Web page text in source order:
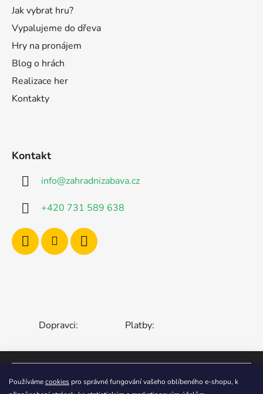
Používámecookies pro správné fungování vašeho oblíbeného e-shopu, k
Jak vybrat hru?
Vypalujeme do dřeva
Hry na pronájem
Blog o hrách
Realizace her
Kontakty
Kontakt
info@zahradnizabava.cz
+420 731 589 638
Dopravci: Platby:
ČESKÁ REPUBLIKA
SLOVENSKO